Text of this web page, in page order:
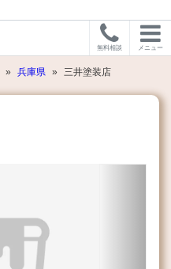
無料相談 メニュー
» 兵庫県 » 三井塗装店